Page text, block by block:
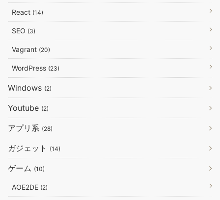
React (14)
SEO (3)
Vagrant (20)
WordPress (23)
Windows (2)
Youtube (2)
アプリ系 (28)
ガジェット (14)
ゲーム (10)
AOE2DE (2)